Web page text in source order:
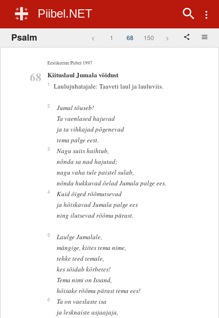
Piibel.NET
Psalm < 1 68 150 >
Eestikeelne Piibel 1997
68 Kiituslaul Jumala võidust
1 Laulujuhatajale: Taaveti laul ja lauluviis.
2
Jumal tõuseb!
Ta vaenlased hajuvad
ja ta vihkajad põgenevad
tema palge eest.
3
Nagu suits haihtub,
nõnda sa nad hajutad;
nagu vaha tule paistel sulab,
nõnda hukkuvad õelad Jumala palge ees.
4
Kuid õiged rõõmutsevad
ja hõiskavad Jumala palge ees
ning ilutsevad rõõmu pärast.
5
Laulge Jumalale,
mängige, kiites tema nime,
tehke teed temale,
kes sõidab kõrbetes!
Tema nimi on Issand,
hõisake rõõmu pärast tema ees!
6
Ta on vaeslaste isa
ja lesknaiste asjaajaja,